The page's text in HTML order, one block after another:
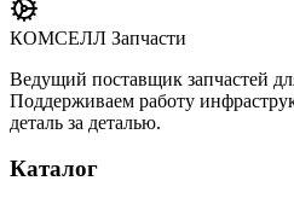
КОМСЕЛЛ Запчасти
Ведущий поставщик запчастей
Поддерживаем работу
деталь за деталью.
Каталог